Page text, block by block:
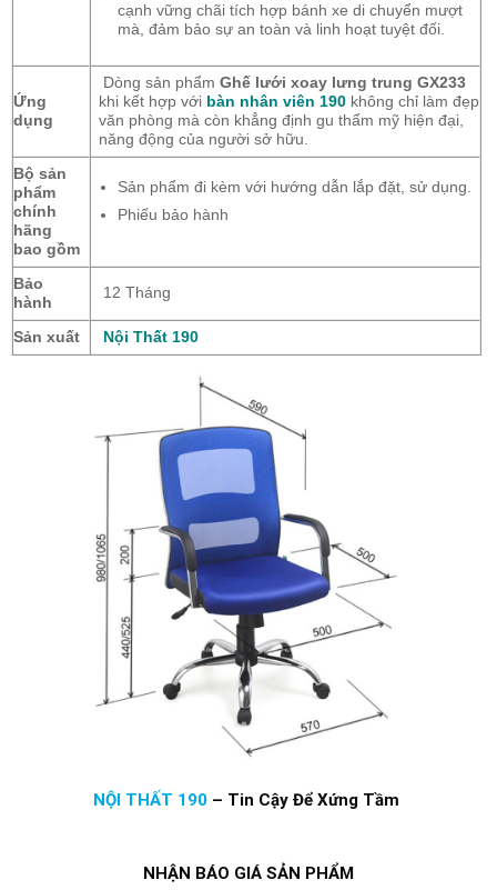
cạnh vững chãi tích hợp bánh xe di chuyển mượt
mà, đảm bảo sự an toàn và linh hoạt tuyệt đối.
Ứng
dụng
Dòng sản phẩm Ghế lưới xoay lưng trung GX233
khi kết hợp với bàn nhân viên 190 không chỉ làm đẹp
văn phòng mà còn khẳng định gu thẩm mỹ hiện đại,
năng động của người sở hữu.
Bộ sản
phẩm
chính
hãng
bao gồm
Sản phẩm đi kèm với hướng dẫn lắp đặt, sử dụng.
Phiếu bảo hành
Bảo
hành
12 Tháng
Sản xuất Nội Thất 190
NỘI THẤT 190 – Tin Cậy Để Xứng Tầm
NHẬN BÁO GIÁ SẢN PHẨM